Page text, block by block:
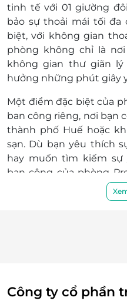
không áp dụng
Giá phòng sẽ
để đảm bảo
chúng tôi để
nâng cấp hạng
(nếu có) trước khi
nhưng chưa liên
hoàn toàn không
Điều kiện hoãn/huỷ
Hủy trước 30
LifeLink.vn
Hủy phòng từ 15
lưu trú 100%
đổi các ngày cao
E-Voucher/E-
tinh tế với 01 giường
bảo sự thoải mái tối đa
biệt, với không gian
phòng không chỉ là
không gian thư giãn
hưởng những phút giây
Một điểm đặc biệt của
ban công riêng, nơi bạn
thành phố Huế hoặc
sạn. Dù bạn yêu thích
hay muốn tìm kiếm sự
ban công của phòng
cho bạn những khoảnh
Công ty cổ phần